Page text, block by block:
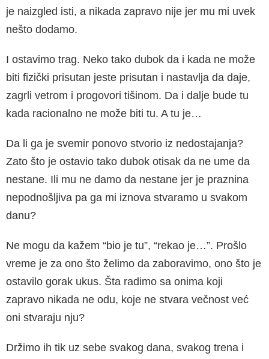
je naizgled isti, a nikada zapravo nije jer mu mi uvek
nešto do­damo.
I ostavimo trag. Neko tako dubok da i kada ne može
biti fizički prisutan jeste prisutan i nasta­vlja da daje,
zagrli vetrom i progovori tišinom. Da i dalje bude tu
kada racionalno ne može biti tu. A tu je…
Da li ga je svemir ponovo stvorio iz nedostaja­nja?
Zato što je ostavio tako dubok otisak da ne ume da
nestane. Ili mu ne damo da nesta­ne jer je praznina
nepodnošljiva pa ga mi izno­va stvaramo u svakom
danu?
Ne mogu da kažem “bio je tu”, “rekao je…”. Prošlo
vreme je za ono što želimo da zaboravi­mo, ono što je
ostavilo gorak ukus. Šta radimo sa onima koji
zapravo nikada ne odu, koje ne stvara večnost već
oni stvaraju nju?
Držimo ih tik uz sebe svakog dana, svakog trena i